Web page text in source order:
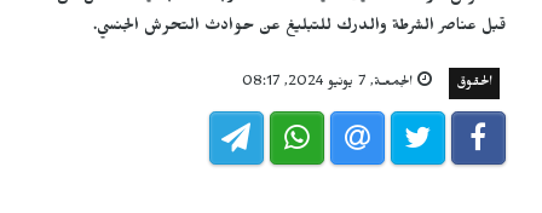
قبل عناصر الشرطة والدرك للتبليغ عن حوادث التحرش الجنسي.
الحقوق الجمعـة, 7 يونيو 2024, 08:17